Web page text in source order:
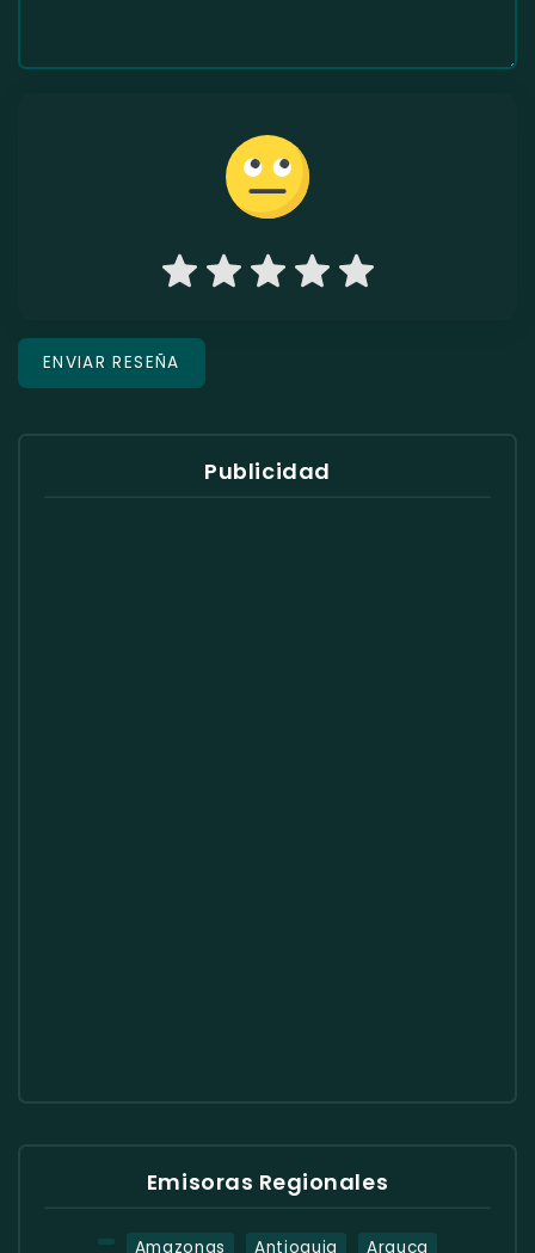
Publicidad
Emisoras Regionales
Amazonas Antioquia Arauca